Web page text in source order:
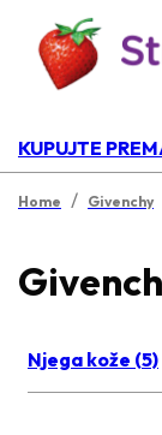
KUPUJTE
Home / Givenchy
Njega kože (5)